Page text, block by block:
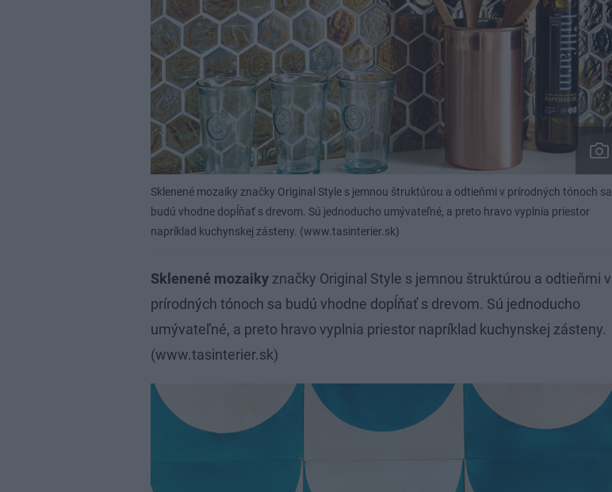
Sklenené mozaiky značky Original Style s jemnou štruktúrou a odtieňmi v prírodných tónoch sa
budú vhodne dopĺňať s drevom. Sú jednoducho umývateľné, a preto hravo vyplnia priestor
napríklad kuchynskej zásteny. (www.tasinterier.sk)
Sklenené mozaiky značky Original Style s jemnou štruktúrou a odtieňmi v
prírodných tónoch sa budú vhodne dopĺňať s drevom. Sú jednoducho
umývateľné, a preto hravo vyplnia priestor napríklad kuchynskej zásteny.
(www.tasinterier.sk)